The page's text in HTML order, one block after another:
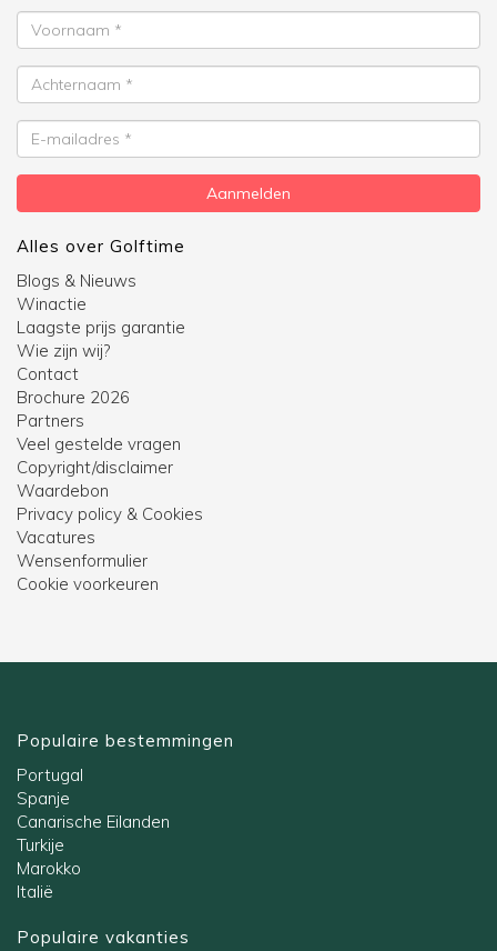
Voornaam
Achternaam
E-
mailadres
Aanmelden
Alles over Golftime
Blogs & Nieuws
Winactie
Laagste prijs garantie
Wie zijn wij?
Contact
Brochure 2026
Partners
Veel gestelde vragen
Copyright/disclaimer
Waardebon
Privacy policy & Cookies
Vacatures
Wensenformulier
Cookie voorkeuren
Populaire bestemmingen
Portugal
Spanje
Canarische Eilanden
Turkije
Marokko
Italië
Populaire vakanties